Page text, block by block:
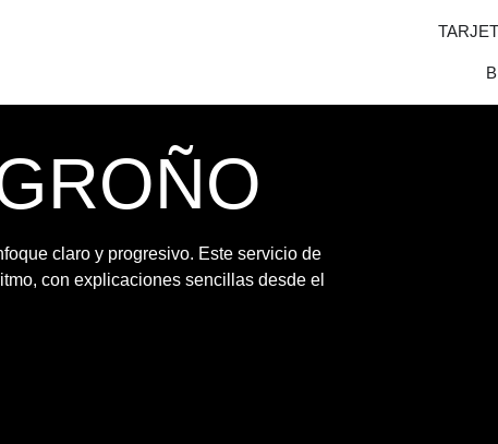
claro y progresivo. Este servicio de
con explicaciones sencillas desde el